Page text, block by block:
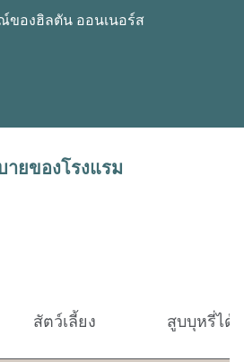
ของฮิลตัน ออนเนอร์ส
ายของโรงแรม
สัตว์เลี้ยง สูบบุหรี่ได้